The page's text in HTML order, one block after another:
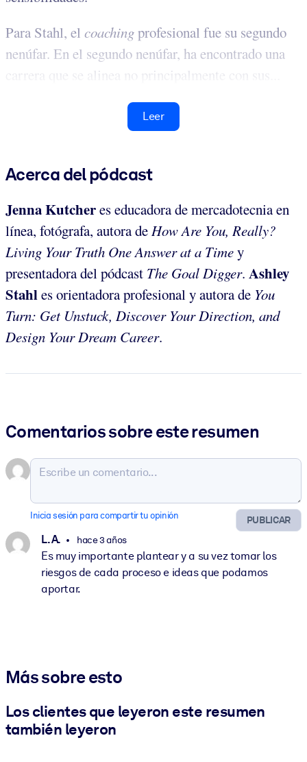
Para Stahl, el coachingprofesional fue su segundo
nenúfar. En el segundo nenúfar, ha encontrado una
carrera que se alinea no principalmente con sus...
Leer
Acerca del pódcast
Jenna Kutchereseducadora de mercadotecnia en
línea, fotógrafa, autora deHow Are You, Really?
Living Your Truth One Answer at a Timey
presentadora del pódcast The Goal Digger. Ashley
Stahles orientadora profesional y autora de You
Turn: Get Unstuck, Discover Your Direction, and
Design Your Dream Career.
Comentarios sobre este resumen
PUBLICAR
Inicia sesión para compartir tu opinión
L. A. hace 3 años
Es muy importante plantear y a su vez tomar los
riesgos de cada proceso e ideas que podamos
aportar.
Más sobre esto
Los clientes que leyeron este resumen
también leyeron